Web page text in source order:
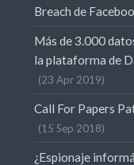
Breach de
Más de 3.000
la plataforma de
23 Apr 2019
Call For Papers
15 Sep 2018
¿Espionaje